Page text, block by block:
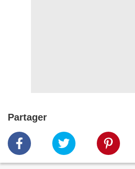
Partager